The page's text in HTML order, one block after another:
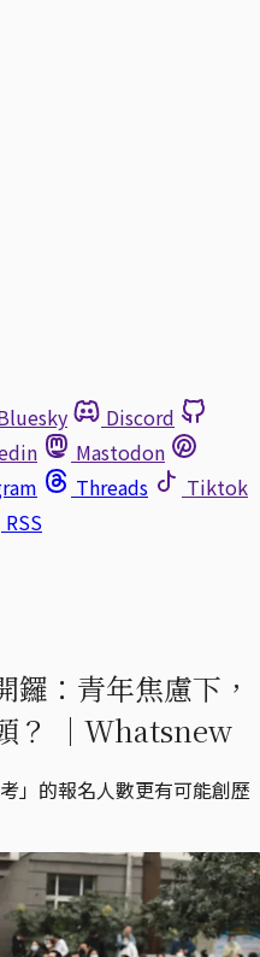
Discord
Mastodon
Threads
Tiktok
RSS
鑼：青年焦慮下，
？ ｜Whatsnew
」的報名人數更有可能創歷